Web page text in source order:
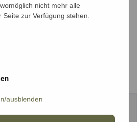
nicht mehr alle
zur Verfügung stehen.
ausblenden